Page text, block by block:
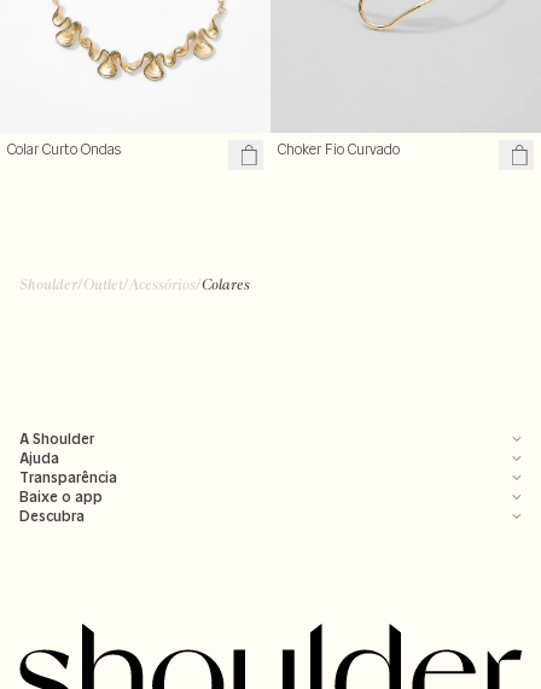
Colar Curto Ondas Choker Fio Curvado
Shoulder/Outlet/ Acessórios/Colares
A Shoulder
Ajuda
Transparência
Baixe o app
Descubra